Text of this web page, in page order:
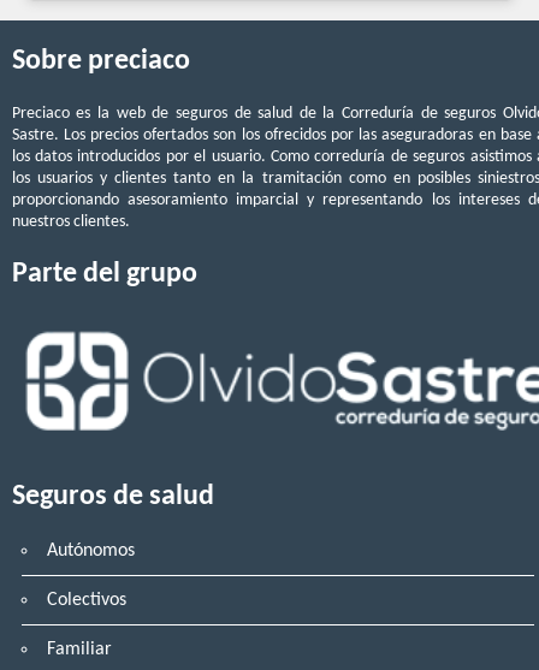
Sobre preciaco
Preciaco es la web de seguros de salud de la Correduría de seguros
Sastre. Los precios ofertados son los ofrecidos por las aseguradoras en base
los datos introducidos por el usuario. Como correduría de seguros asistimos
los usuarios y clientes tanto en la tramitación como en posibles
proporcionando asesoramiento imparcial y representando los intereses
nuestros clientes.
Parte del grupo
Seguros de salud
Autónomos
Colectivos
Familiar